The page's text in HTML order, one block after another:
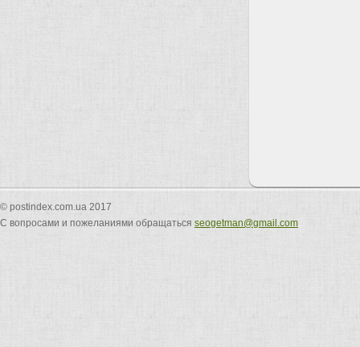
© postindex.com.ua 2017
С вопросами и пожеланиями обращаться seogetman@gmail.com